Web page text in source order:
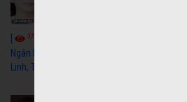
3768
Ngân Hà - Vũ Linh, Tài
Linh, Thoại Mỹ